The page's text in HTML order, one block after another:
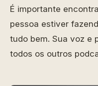
É importante
pessoa estiver
tudo bem. Sua voz e
todos os outros